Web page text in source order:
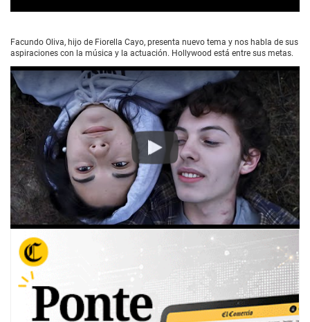
e
c
n
d
s
o
f
4
m
i
n
u
e
s
,
8
Facundo Oliva, hijo de Fiorella Cayo, presenta nuevo tema y nos habla de sus
aspiraciones con la música y la actuación. Hollywood está entre sus metas.
Play